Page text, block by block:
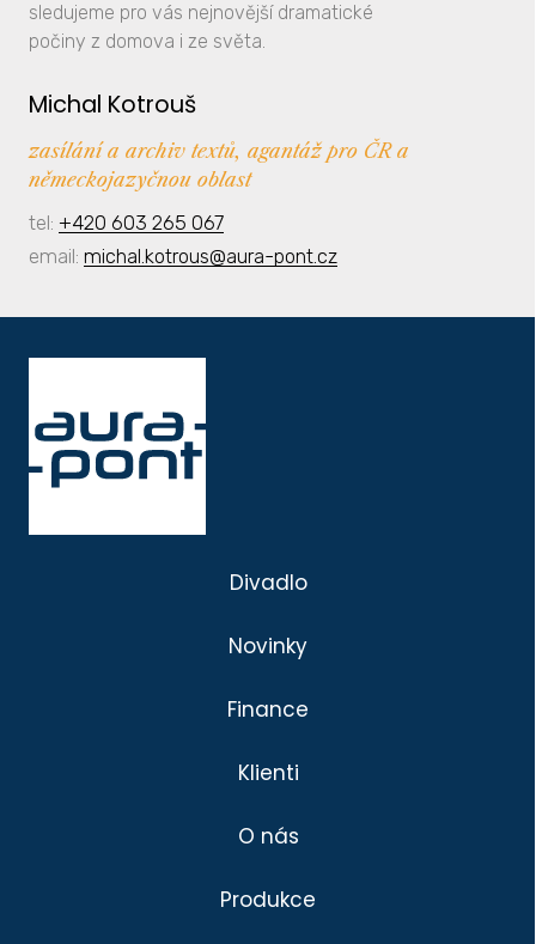
sledujeme pro vás nejnovější dramatické
počiny z domova i ze světa.
Michal Kotrouš
zasílání a archiv textů, agantáž pro ČR a
německojazyčnou oblast
tel: +420 603 265 067
email: michal.kotrous@aura-pont.cz
Divadlo
Novinky
Finance
Klienti
O nás
Produkce